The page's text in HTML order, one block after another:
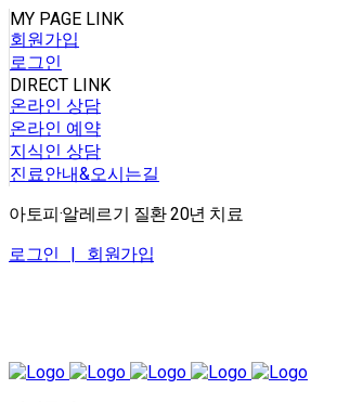
MY PAGE LINK
회원가입
로그인
DIRECT LINK
온라인 상담
온라인 예약
지식인 상담
진료안내&오시는길
아토피·알레르기 질환 20년 치료
로그인 | 회원가입